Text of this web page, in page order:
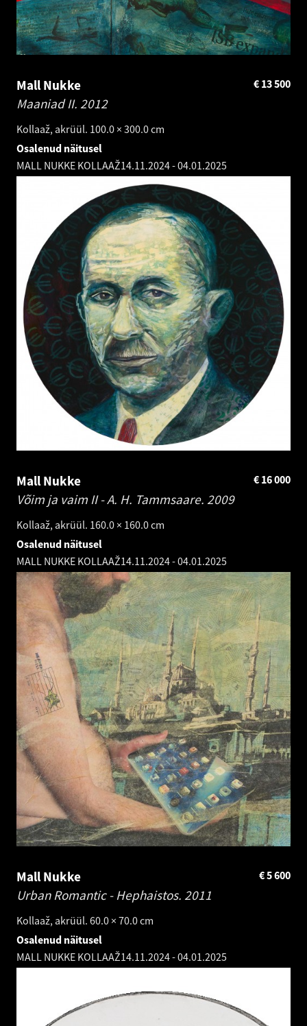
Mall Nukke
Maaniad II. 2012
Kollaaž, akrüül. 100.0 × 300.0 cm
13 500
€
Osalenud näitusel
MALL NUKKE KOLLAAŽ14.11.2024-04.01.2025
Mall Nukke
Võim ja vaim II - A. H. Tammsaare. 2009
Kollaaž, akrüül. 160.0 × 160.0 cm
16 000
€
Osalenud näitusel
MALL NUKKE KOLLAAŽ14.11.2024-04.01.2025
Mall Nukke
Urban Romantic - Hephaistos. 2011
Kollaaž, akrüül. 60.0 × 70.0 cm
5 600
€
Osalenud näitusel
MALL NUKKE KOLLAAŽ14.11.2024-04.01.2025